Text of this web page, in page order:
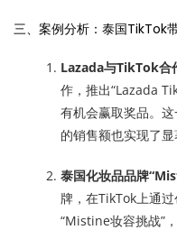
三、案例分析：泰国TikTok
Lazada与TikTok合
作，推出“Lazada
有机会赢取奖品。
的销售额也实现了显
泰国化妆品品牌
牌，在TikTok上通
“Mistine妆容挑战”